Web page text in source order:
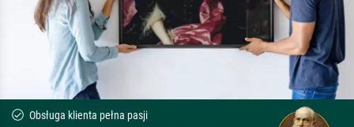
Obsługa klienta pełna pasji